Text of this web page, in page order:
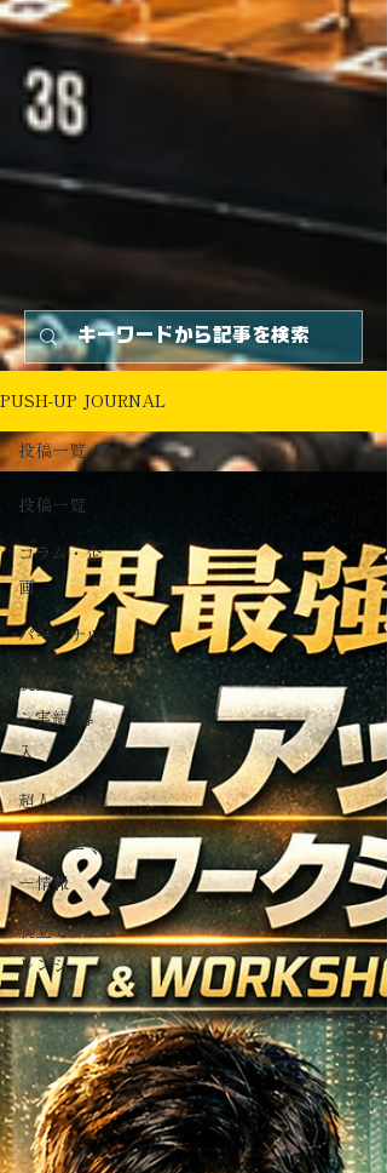
PUSH-UP JOURNAL
投稿一覧
コラム・企
画
パーソナル
腕立てマシ
ン実績/導
入
超人プロ
パフォーマ
ー情報
腕立てチャ
レンジ
投稿一覧